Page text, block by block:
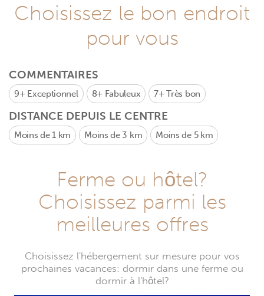
Choisissez le bon endroit
pour vous
COMMENTAIRES
9+ Exceptionnel 8+ Fabuleux 7+Très bon
DISTANCE DEPUIS LE CENTRE
Moins de 1 km Moins de 3 km Moins de 5 km
Ferme ou hôtel?
Choisissez parmi les
meilleures offres
Choisissez l'hébergement sur mesure pour vos
prochaines vacances: dormir dans une ferme ou
dormir à l'hôtel?